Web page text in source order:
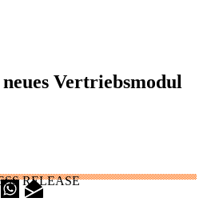
Vertriebsmodul
RELEASE